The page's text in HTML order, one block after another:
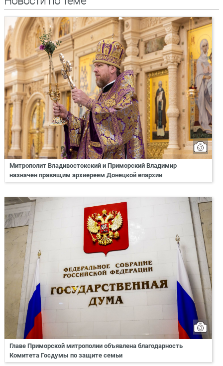
Митрополит Владивостокский и Приморский Владимир
назначен правящим архиереем Донецкой епархии
Главе Приморской митрополии объявлена благодарность
Комитета Госдумы по защите семьи